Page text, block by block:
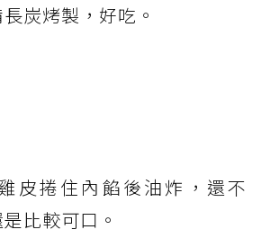
炭烤製，好吃。
皮捲住內餡後油炸，還不
比較可口。